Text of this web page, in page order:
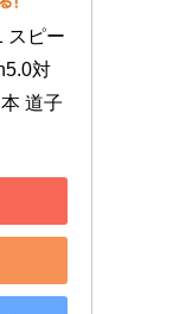
スピー
対
道子